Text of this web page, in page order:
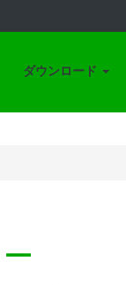
ダウンロード